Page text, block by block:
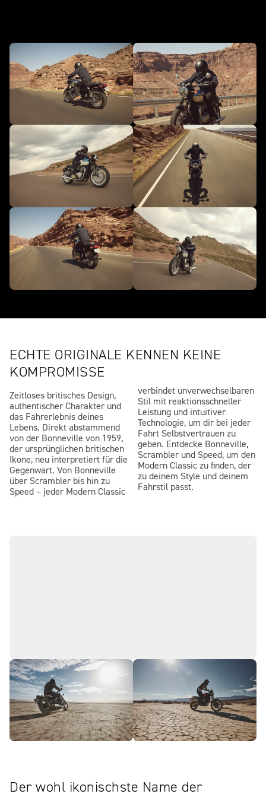
ECHTE ORIGINALE KENNEN KEINE
KOMPROMISSE
Zeitloses britisches Design,
authentischer Charakter und
das Fahrerlebnis deines
Lebens. Direkt abstammend
von der Bonneville von 1959,
der ursprünglichen britischen
Ikone, neu interpretiert für die
Gegenwart. Von Bonneville
über Scrambler bis hin zu
Speed – jeder Modern Classic
verbindet unverwechselbaren
Stil mit reaktionsschneller
Leistung und intuitiver
Technologie, um dir bei jeder
Fahrt Selbstvertrauen zu
geben. Entdecke Bonneville,
Scrambler und Speed, um den
Modern Classic zu finden, der
zu deinem Style und deinem
Fahrstil passt.
Der wohl ikonischste Name der